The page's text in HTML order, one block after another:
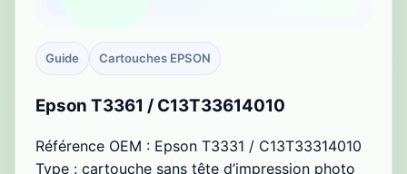
Guide Cartouches EPSON
Epson T3361 / C13T33614010
Référence OEM : Epson T3331 / C13T33314010
Type : cartouche sans tête d’impression photo